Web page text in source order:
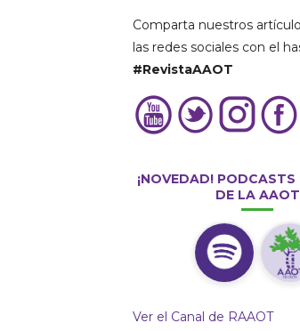
Comparta nuestros
las redes sociales con el
#RevistaAAOT
¡NOVEDAD! PODCASTS
DE LA AAOT
Ver el Canal de RAAOT